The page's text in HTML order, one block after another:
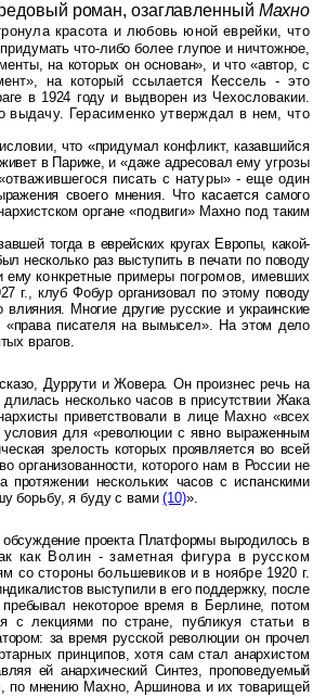
роман, озаглавленный Махно
красота и любовь юной еврейки, что
что-либо более глупое и ничтожное,
на которых он основан», и что «автор, с
на который ссылается Кессель - это
в 1924 году и выдворен из Чехословакии.
выдачу. Герасименко утверждал в нем, что
что «придумал конфликт, казавшийся
в Париже, и «даже адресовал ему угрозы
писать с натуры» - еще один
своего мнения. Что касается самого
органе «подвиги» Махно под таким
тогда в еврейских кругах Европы, какой-
несколько раз выступить в печати по поводу
емуконкретные примеры погромов, имевших
г., клуб Фобур организовал по этому поводу
Многие другие русские и украинские
«права писателя на вымысел». На этом дело
врагов.
Дуррути и Жовера. Он произнес речь на
несколько часов в присутствии Жака
приветствовали в лице Махно «всех
условия для «революции с явно выраженным
зрелость которых проявляется во всей
которого нам в России не
нескольких часов с испанскими
борьбу, я буду с вами(10)».
обсуждение проекта Платформы выродилось в
как Волин - заметная фигура в русском
со стороны большевиков и в ноябре 1920 г.
выступили в его поддержку, после
некоторое время в Берлине, потом
с лекциями постране, публикуя статьи в
за время русской революции он прочел
принципов, хотя сам стал анархистом
ей анархический Синтез, проповедуемый
по мнению Махно, Аршинова и их товарищей